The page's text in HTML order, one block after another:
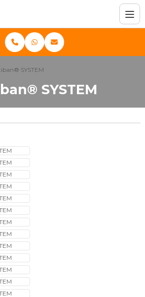
SYSTEM
SYSTEM